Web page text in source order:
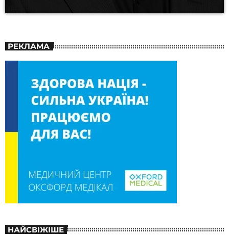
РЕКЛАМА
НАЙСВІЖІШЕ